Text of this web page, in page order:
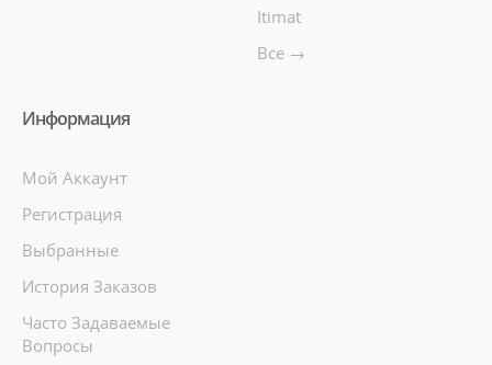
Itimat
Все →
Информация
Мой Аккаунт
Регистрация
Выбранные
История Заказов
Часто Задаваемые
Вопросы